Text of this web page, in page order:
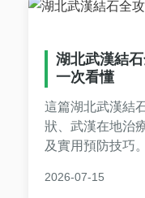
湖北武漢結
一次看懂
這篇湖北武漢結
狀、武漢在地治
及實用預防技巧
2026-07-15